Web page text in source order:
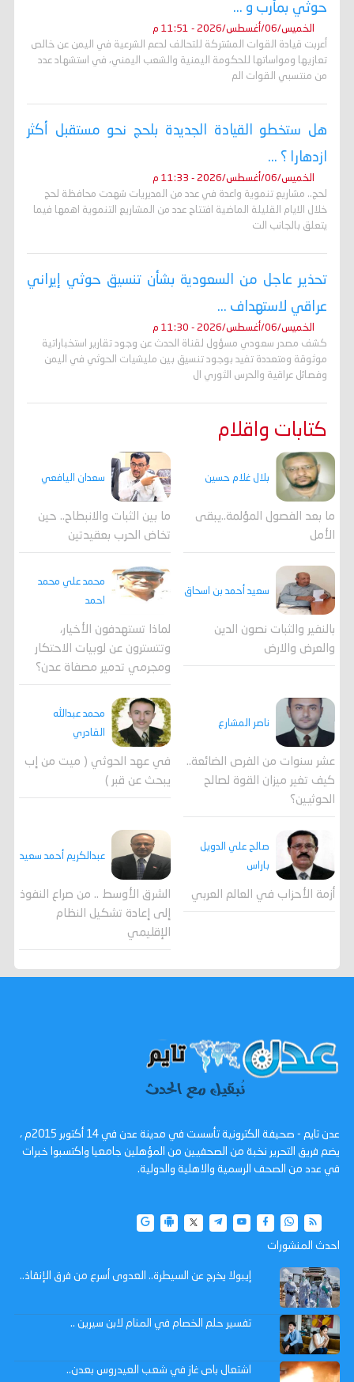
حوثي بمأرب و ...
الخميس/06/أغسطس/2026 - 11:51 م
أعربت قيادة القوات المشتركة للتحالف لدعم الشرعية في اليمن عن خالص
تعازيها ومواساتها للحكومة اليمنية والشعب اليمني، في استشهاد عدد
من منتسبي القوات الم
هل ستخطو القيادة الجديدة بلحج نحو مستقبل أكثر
ازدهارا ؟ ...
الخميس/06/أغسطس/2026 - 11:33 م
لحج.. مشاريع تنموية واعدة في عدد من المديريات شهدت محافظة لحج
خلال الايام القليلة الماضية افتتاح عدد من المشاريع التنموية اهمها فيما
يتعلق بالجانب الت
تحذير عاجل من السعودية بشأن تنسيق حوثي إيراني
عراقي لاستهداف ...
الخميس/06/أغسطس/2026 - 11:30 م
كشف مصدر سعودي مسؤول لقناة الحدث عن وجود تقارير استخباراتية
موثوقة ومتعددة تفيد بوجود تنسيق بين مليشيات الحوثي في اليمن
وفصائل عراقية والحرس الثوري ال
كتابات واقلام
بلال غلام حسين
ما بعد الفصول المؤلمة..يبقى
الأمل
سعدان اليافعي
ما بين الثبات والانبطاح.. حين
تخاض الحرب بعقيدتين
سعيد أحمد بن اسحاق
بالنفير والثبات نصون الدين
والعرض والارض
محمد علي محمد
احمد
لماذا تستهدفون الأخيار،
وتتسترون عن لوبيات الاحتكار
ومجرمي تدمير مصفاة عدن؟
ناصر المشارع
عشر سنوات من الفرص الضائعة..
كيف تغير ميزان القوة لصالح
الحوثيين؟
محمد عبدالله
القادري
في عهد الحوثي ( ميت من إب
يبحث عن قبر )
صالح علي الدويل
باراس
أزمة الأحزاب في العالم العربي
عبدالكريم أحمد سعيد
الشرق الأوسط .. من صراع النفوذ
إلى إعادة تشكيل النظام
الإقليمي
عدن تايم - صحيفة الكترونية تأسست في مدينة عدن في 14 أكتوبر 2015م ،
يضم فريق التحرير نخبة من الصحفيين من المؤهلين جامعيا واكتسبوا خبرات
في عدد من الصحف الرسمية والاهلية والدولية.
احدث المنشورات
إيبولا يخرج عن السيطرة.. العدوى أسرع من فرق الإنقاذ..
تفسير حلم الخصام في المنام لابن سيرين ..
اشتعال باص غاز في شعب العيدروس بعدن..